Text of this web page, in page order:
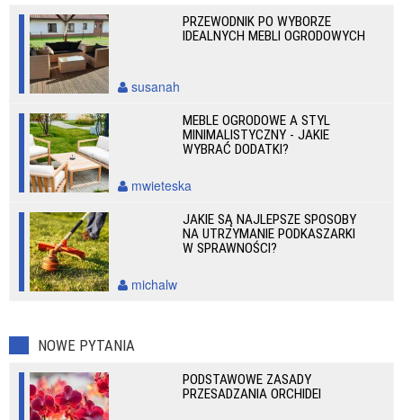
PRZEWODNIK PO WYBORZE
IDEALNYCH MEBLI OGRODOWYCH
susanah
MEBLE OGRODOWE A STYL
MINIMALISTYCZNY - JAKIE
WYBRAĆ DODATKI?
mwieteska
JAKIE SĄ NAJLEPSZE SPOSOBY
NA UTRZYMANIE PODKASZARKI
W SPRAWNOŚCI?
michalw
NOWE PYTANIA
PODSTAWOWE ZASADY
PRZESADZANIA ORCHIDEI